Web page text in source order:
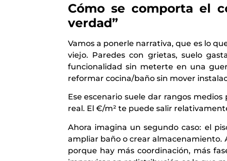
Cómo se comporta el
verdad”
Vamos a ponerle narrativa, que es lo
viejo. Paredes con grietas, suelo
funcionalidad sin meterte en una
reformar cocina/baño sin mover
Ese escenario suele dar rangos
real. El €/m² te puede salir
Ahora imagina un segundo caso: el
ampliar baño o crear almacenamiento.
porque hay más coordinación, más